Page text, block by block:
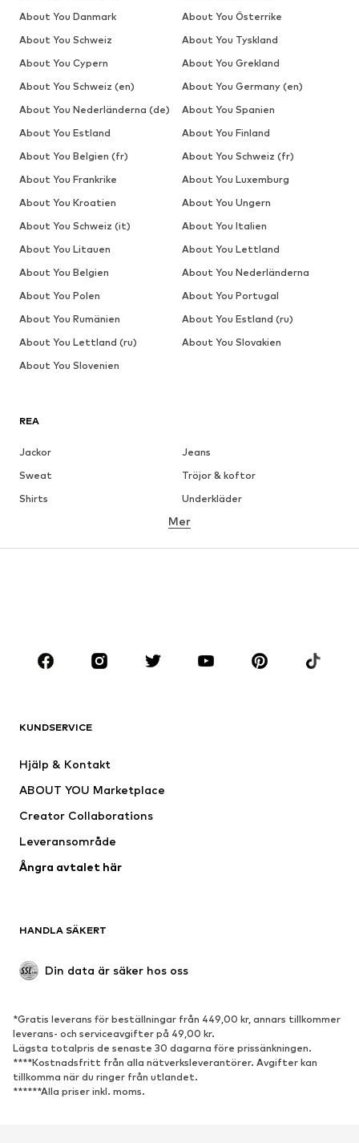
REA
Jackor
Jeans
Sweat
Tröjor & koftor
Shirts
Underkläder
Skjortor
KLÄDER
Jackor
Badkläder
Tillfällen
Upcycling
Nytt
Boots & stövlar
Lågskor
Sportkläder
Sporttyper
Sportskor
Mer
KUNDSERVICE
Hjälp & Kontakt
ABOUT YOU Marketplace
Creator Collaborations
Leveransområde
Ångra avtalet här
HANDLA SÄKERT
Din data är säker hos oss
*Gratis leverans för beställningar från 449,00 kr, annars tillkommer
leverans- och serviceavgifter på 49,00 kr.
Lägsta totalpris de senaste 30 dagarna före prissänkningen.
****Kostnadsfritt från alla nätverksleverantörer. Avgifter kan
tillkomma när du ringer från utlandet.
******Alla priser inkl. moms.
About You Danmark
About You Österrike
About You Schweiz
About You Tyskland
About You Cypern
About You Grekland
About You Schweiz (en)
About You Germany (en)
About You Nederländerna (de)
About You Spanien
About You Estland
About You Finland
About You Belgien (fr)
About You Schweiz (fr)
About You Frankrike
About You Luxemburg
About You Kroatien
About You Ungern
About You Schweiz (it)
About You Italien
About You Litauen
About You Lettland
About You Belgien
About You Nederländerna
About You Polen
About You Portugal
About You Rumänien
About You Estland (ru)
About You Lettland (ru)
About You Slovakien
About You Slovenien